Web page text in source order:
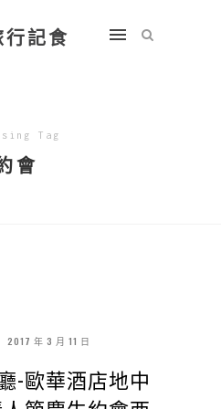
行記食
Tag
會
2017 年 3 月 11 日
-歐華酒店地中